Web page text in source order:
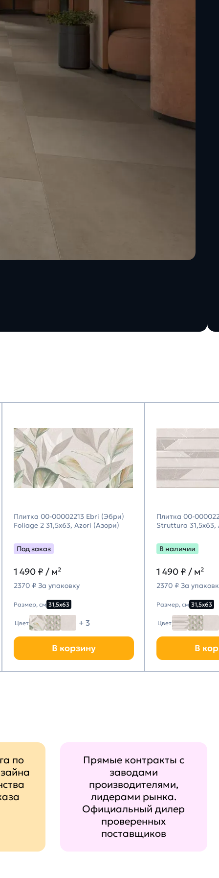
Плитка 00-00002213 Ebri (Эбри)
Foliage 2 31,5х63, Azori (Азори)
Под заказ
1 490 ₽ / м²
2370 ₽ За упаковку
Размер, см 31,5х63
Цвет + 3
В корзину
Плитка 00-
Struttura 31,5х63,
В наличии
1 490 ₽ / м²
2370 ₽ За
Размер, см 31,5х63
Цвет
В
по
Прямые контракты с
заводами
производителями,
лидерами рынка.
Официальный дилер
проверенных
поставщиков